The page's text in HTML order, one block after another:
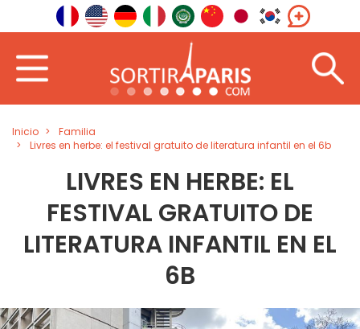
Inicio
Familia
Livres en herbe: el festival gratuito de literatura infantil en el 6b
LIVRES EN HERBE: EL
FESTIVAL GRATUITO DE
LITERATURA INFANTIL EN EL
6B